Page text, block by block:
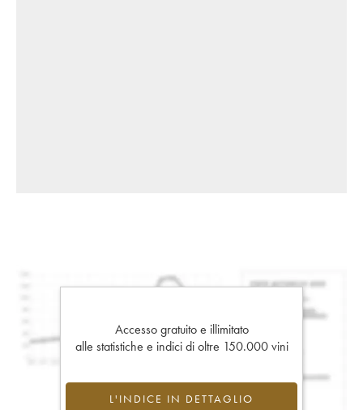
Accesso gratuito e illimitato
alle statistiche e indici di oltre 150.000 vini
L'INDICE IN DETTAGLIO